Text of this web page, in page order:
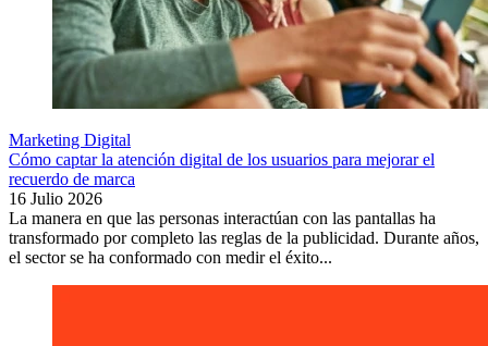
Marketing Digital
Cómo captar la atención digital de los usuarios para mejorar el
recuerdo de marca
16 Julio 2026
La manera en que las personas interactúan con las pantallas ha
transformado por completo las reglas de la publicidad. Durante años,
el sector se ha conformado con medir el éxito...